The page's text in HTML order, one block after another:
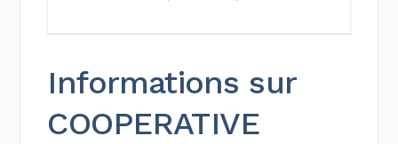
Informations sur
COOPERATIVE